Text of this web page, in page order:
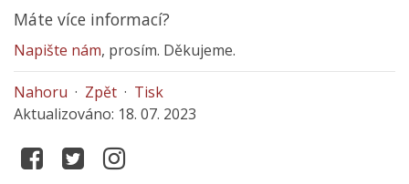
Máte více informací?
Napište nám, prosím. Děkujeme.
Nahoru · Zpět · Tisk
Aktualizováno: 18. 07. 2023